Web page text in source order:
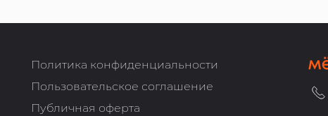
Политика конфиденциальности
Пользовательское соглашение
Публичная оферта